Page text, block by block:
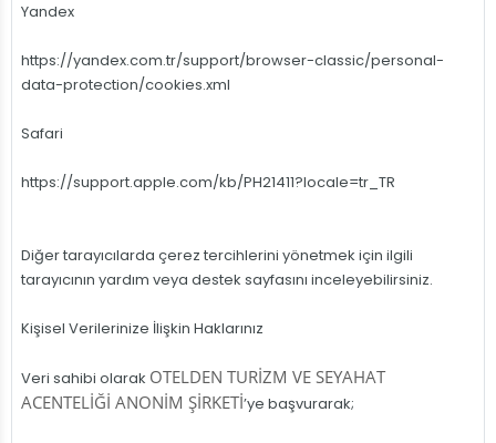
Yandex
https://yandex.com.tr/support/browser-classic/personal-
data-protection/cookies.xml
Safari
https://support.apple.com/kb/PH21411?locale=tr_TR
Diğer tarayıcılarda çerez tercihlerini yönetmek için ilgili
tarayıcının yardım veya destek sayfasını inceleyebilirsiniz.
Kişisel Verilerinize İlişkin Haklarınız
Veri sahibi olarak OTELDEN TURİZM VE SEYAHAT
ACENTELİĞİ ANONİM ŞİRKETİ’ye başvurarak;